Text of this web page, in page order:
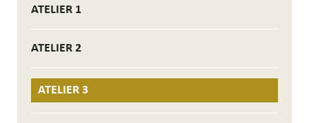
ATELIER 1
ATELIER 2
ATELIER 3